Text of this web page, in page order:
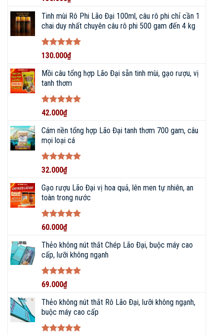
BigFishing Đồ Câu, uy tín tạo nên sự tin tưởng
BigFishing cam kết sản phẩm đúng với hình ảnh và mô tả
trong bài viết.
Cung cấp chế độ bảo hành tận tâm, 1 đổi 1 nếu có lỗi từ nhà
sản xuất, hỗ trợ thay mới, đổi lóng cũ lên đến 2 năm.
Đường dây nóng 24/7, cung cấp phụ kiện thay thế chính hãng.
Giảm giá 50% khi thay thế lóng cần.
5
sao
Tinh mùi Rô Phi Lão Đại 100ml, câu rô phi chỉ cần 1
chai duy nhất chuyên câu rô phi 500 gam đến 4 kg
Được xếp
5
sao
130.000₫
Mồi câu tổng hợp Lão Đại sẵn tinh mùi, gạo rượu, vị
tanh thơm
Được xếp
55
sao
42.000₫
Cám nền tổng hợp Lão Đại tanh thơm 700 gam, câu
mọi loại cá
Được xếp
55
sao
32.000₫
Gạo rượu Lão Đại vị hoa quả, lên men tự nhiên, an
toàn trong nước
Được xếp
55
sao
60.000₫
Thẻo không nút thắt Chép Lão Đại, buộc máy cao
cấp, lưỡi không ngạnh
Được xếp
55
sao
69.000₫
Thẻo không nút thắt Rô Lão Đại, lưỡi không ngạnh,
buộc máy cao cấp